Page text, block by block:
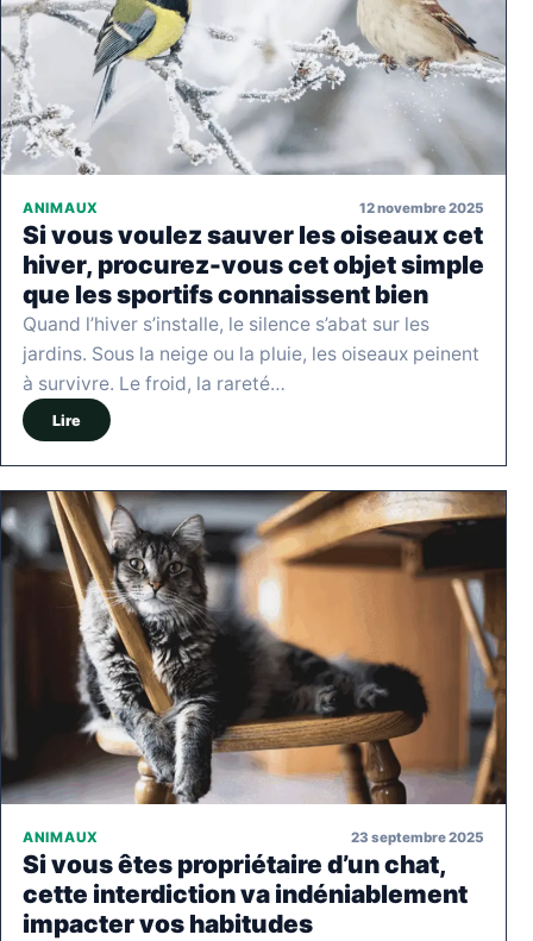
ANIMAUX 12 novembre 2025
Si vous voulez sauver les oiseaux cet
hiver, procurez-vous cet objet simple
que les sportifs connaissent bien
Quand l’hiver s’installe, le silence s’abat sur les
jardins. Sous la neige ou la pluie, les oiseaux peinent
à survivre. Le froid, la rareté…
Lire
ANIMAUX 23 septembre 2025
Si vous êtes propriétaire d’un chat,
cette interdiction va indéniablement
impacter vos habitudes